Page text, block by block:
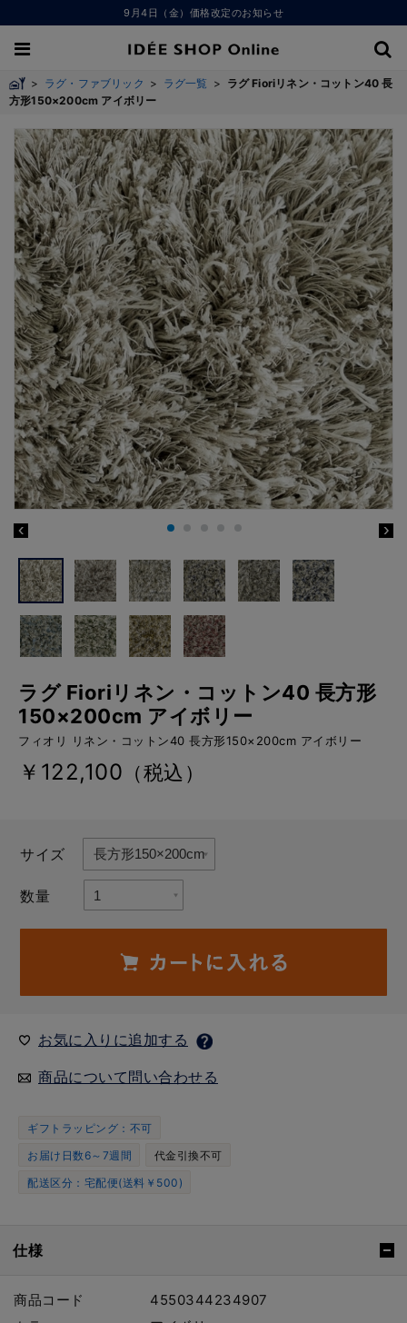
9月4日（金）価格改定のお知らせ
> ラグ・ファブリック > ラグ一覧 > ラグ Fioriリネン・コットン40 長
方形150×200cm アイボリー
ラグ Fioriリネン・コットン40 長方形
150×200cm アイボリー
フィオリ リネン・コットン40 長方形150×200cm アイボリー
￥122,100 （税込）
サイズ
数量
お気に入りに追加する
商品について問い合わせる
ギフトラッピング：不可
お届け日数6～7週間
代金引換不可
配送区分：宅配便(送料￥500)
仕様
商品コード
4550344234907